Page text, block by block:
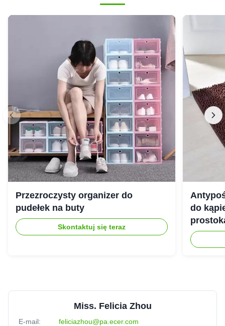
Przezroczysty organizer do
pudełek na buty
Skontaktuj się teraz
do
Miss. Felicia Zhou
E-mail: feliciazhou@pa.ecer.com